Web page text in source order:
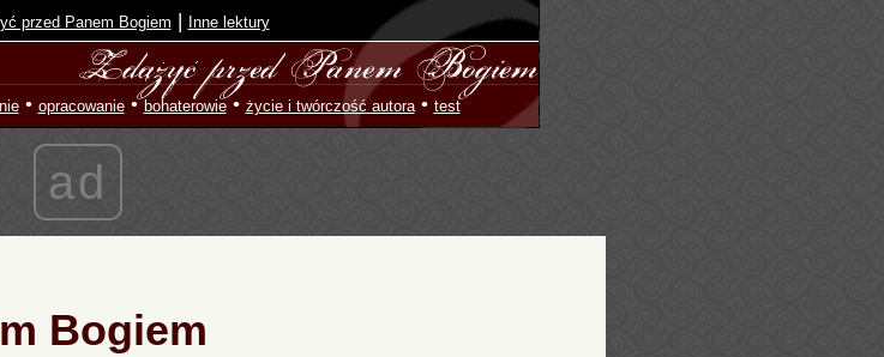
przed Panem Bogiem | Inne lektury
• opracowanie•bohaterowie• życie i twórczość autora• test
ad
Bogiem